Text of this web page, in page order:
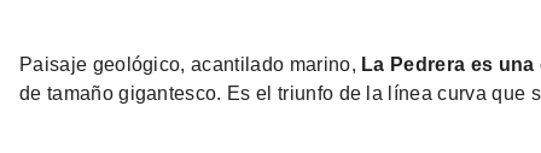
Paisaje geológico, acantilado marino, La Pedrera es
de tamaño gigantesco. Es el triunfo de la línea curva que